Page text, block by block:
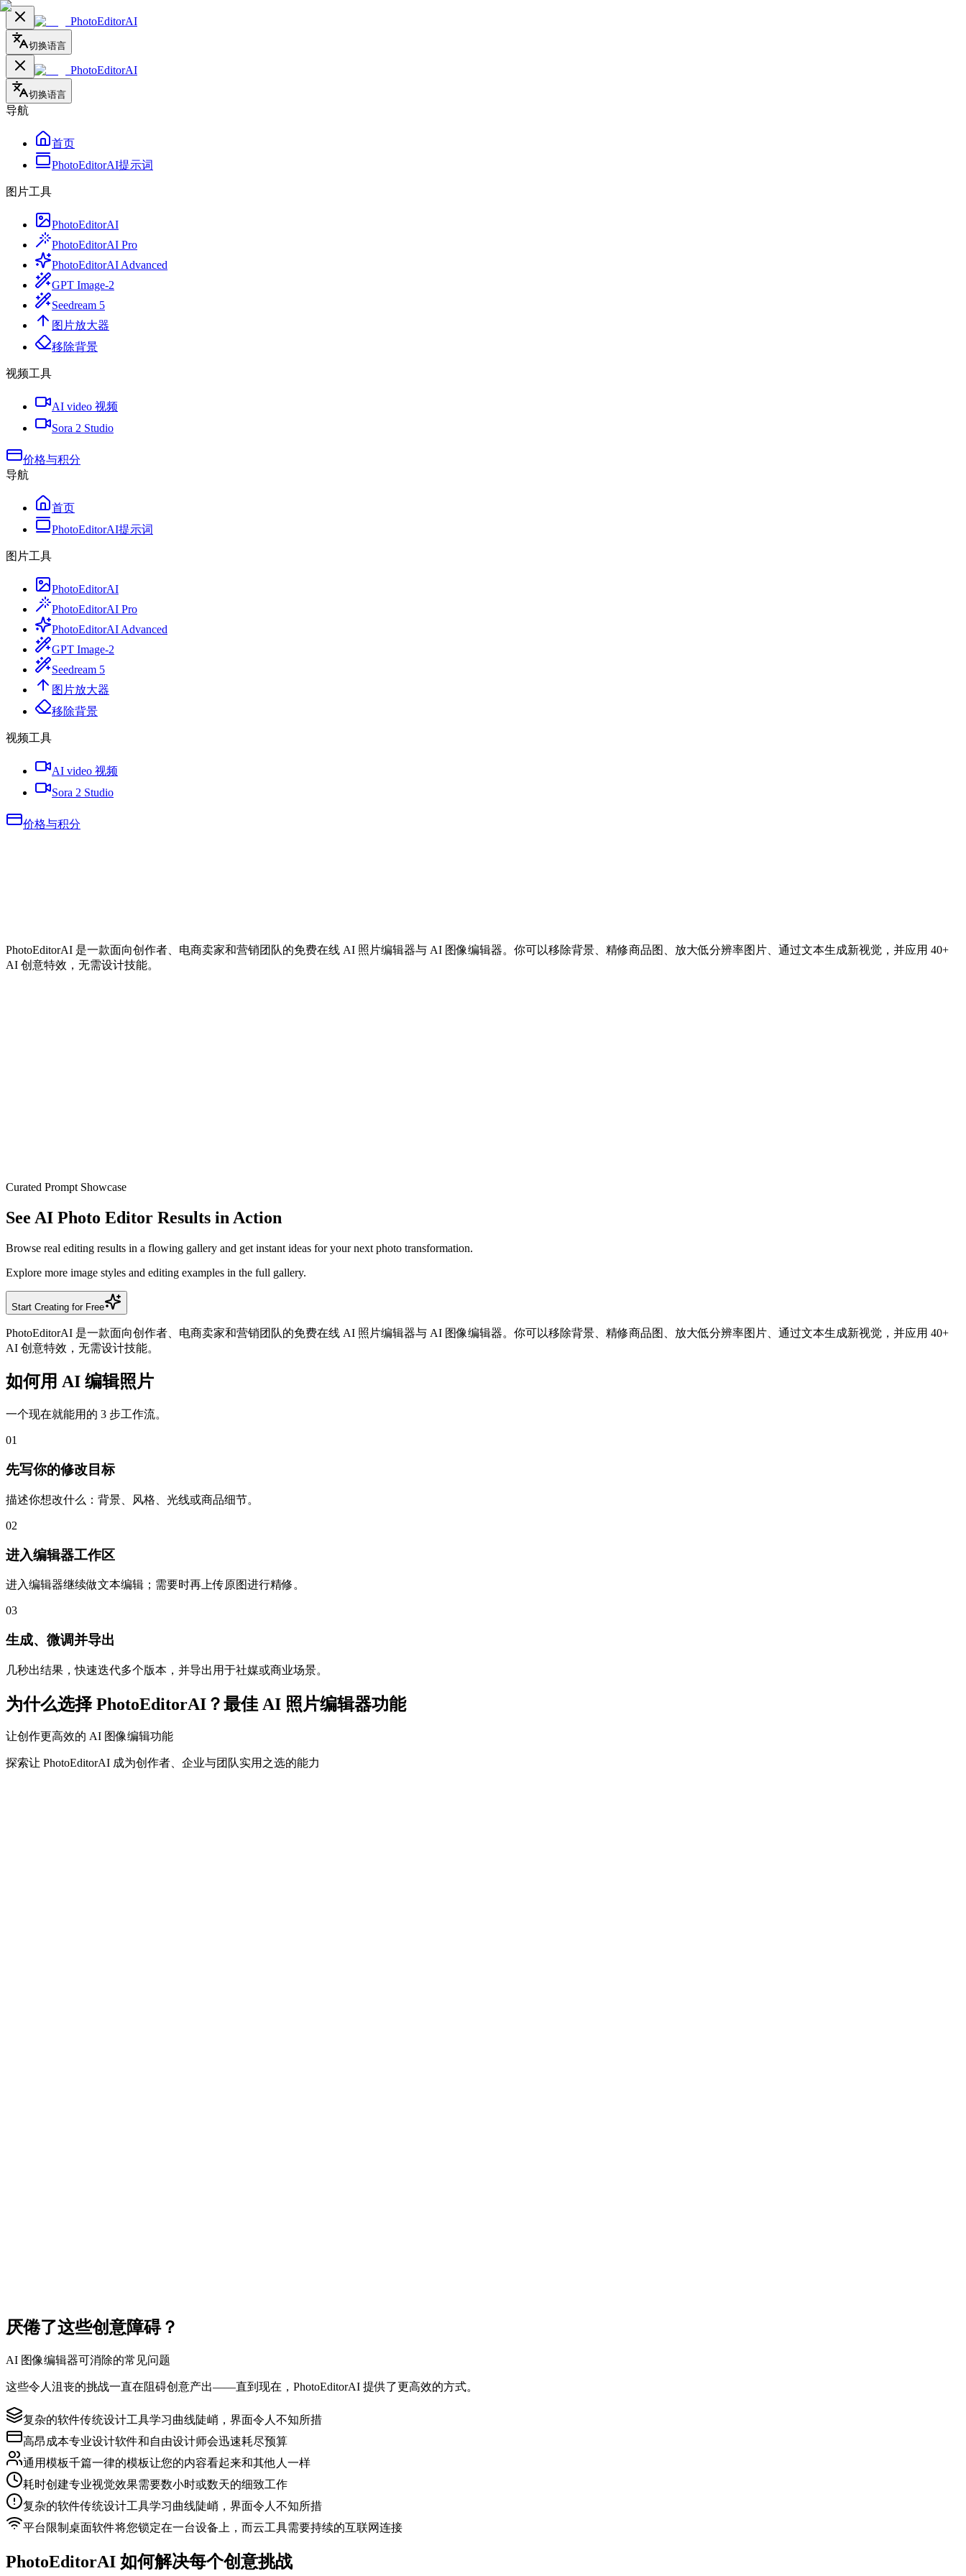
PhotoEditorAI
切换语言
PhotoEditorAI
切换语言
导航
首页
PhotoEditorAI提示词
图片工具
PhotoEditorAI
PhotoEditorAI Pro
PhotoEditorAI Advanced
GPT Image-2
Seedream 5
图片放大器
移除背景
视频工具
AI video 视频
Sora 2 Studio
价格与积分
导航
首页
PhotoEditorAI提示词
图片工具
PhotoEditorAI
PhotoEditorAI Pro
PhotoEditorAI Advanced
GPT Image-2
Seedream 5
图片放大器
移除背景
视频工具
AI video 视频
Sora 2 Studio
价格与积分
PhotoEditorAI 是一款面向创作者、电商卖家和营销团队的免费在线 AI 照片编辑器与 AI 图像编辑器。你可以移除背景、精修商品图、放大低分辨率图片、通过文本生成新视觉，并应用 40+
AI 创意特效，无需设计技能。
无与伦比的价值专业成果，成本极低
Curated Prompt Showcase
See AI Photo Editor Results in Action
Browse real editing results in a flowing gallery and get instant ideas for your next photo transformation.
Explore more image styles and editing examples in the full gallery.
Start Creating for Free
PhotoEditorAI 是一款面向创作者、电商卖家和营销团队的免费在线 AI 照片编辑器与 AI 图像编辑器。你可以移除背景、精修商品图、放大低分辨率图片、通过文本生成新视觉，并应用 40+
AI 创意特效，无需设计技能。
如何用 AI 编辑照片
一个现在就能用的 3 步工作流。
01
先写你的修改目标
描述你想改什么：背景、风格、光线或商品细节。
02
进入编辑器工作区
进入编辑器继续做文本编辑；需要时再上传原图进行精修。
03
生成、微调并导出
几秒出结果，快速迭代多个版本，并导出用于社媒或商业场景。
为什么选择 PhotoEditorAI？最佳 AI 照片编辑器功能
让创作更高效的 AI 图像编辑功能
探索让 PhotoEditorAI 成为创作者、企业与团队实用之选的能力
厌倦了这些创意障碍？
AI 图像编辑器可消除的常见问题
这些令人沮丧的挑战一直在阻碍创意产出——直到现在，PhotoEditorAI 提供了更高效的方式。
复杂的软件传统设计工具学习曲线陡峭，界面令人不知所措
高昂成本专业设计软件和自由设计师会迅速耗尽预算
通用模板千篇一律的模板让您的内容看起来和其他人一样
耗时创建专业视觉效果需要数小时或数天的细致工作
复杂的软件传统设计工具学习曲线陡峭，界面令人不知所措
平台限制 桌面软件将您锁定在一台设备上，而云工具需要持续的互联网连接
PhotoEditorAI 如何解决每个创意挑战